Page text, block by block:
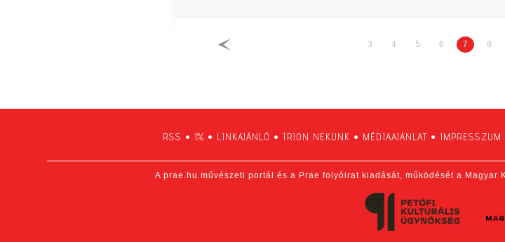
3 4 5 6 7 8
RSS • 1% • LINKAJÁNLÓ • ÍRJON NEKÜNK • MÉDIAAJÁNLAT • IMPRESSZUM
A prae.hu művészeti portál és a Prae folyóirat kiadását, működését a